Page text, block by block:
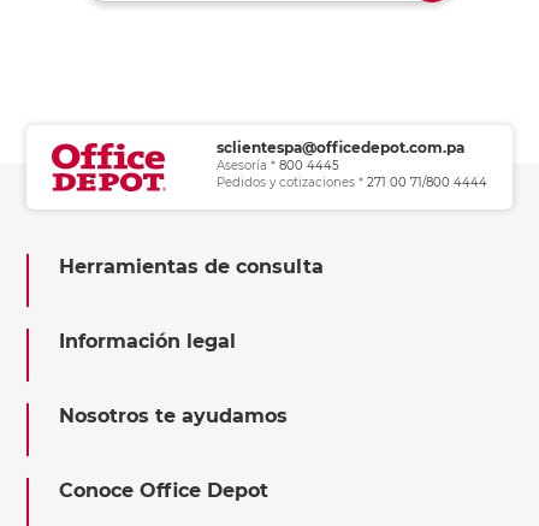
sclientespa@officedepot.com.pa
Asesoría * 800 4445
Pedidos y cotizaciones * 271 00 71/800 4444
Herramientas de consulta
Información legal
Nosotros te ayudamos
Conoce Office Depot